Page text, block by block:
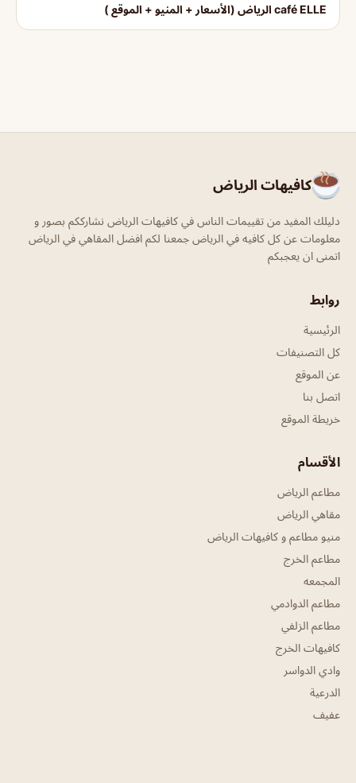
café ELLE الرياض (الأسعار + المنيو + الموقع )
كافيهات الرياض
دليلك المفيد من تقييمات الناس في كافيهات الرياض نشارككم بصور و
معلومات عن كل كافيه في الرياض جمعنا لكم افضل المقاهي في الرياض
اتمنى ان يعجبكم
روابط
الرئيسية
كل التصنيفات
عن الموقع
اتصل بنا
خريطة الموقع
الأقسام
مطاعم الرياض
مقاهي الرياض
منيو مطاعم و كافيهات الرياض
مطاعم الخرج
المجمعه
مطاعم الدوادمي
مطاعم الزلفي
كافيهات الخرج
وادي الدواسر
الدرعية
عفيف